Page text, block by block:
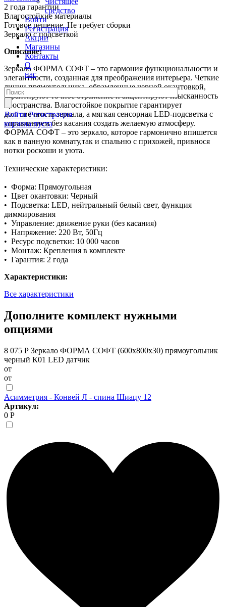
средство
Войти
Регистрация
Акции
Магазины
Контакты
О
нас
Войти Регистрация
корзина пуста
2 года гарантии
Влагостойкие материалы
Готовое решение. Не требует сборки
Зеркало с подсветкой
Описание:
Зеркало ФОРМА СОФТ – это гармония функциональности и
элегантности, созданная для преображения интерьера. Четкие
линии прямоугольника, обрамленные черной окантовкой,
гарантируют точное отражение и акцентируют изысканность
пространства. Влагостойкое покрытие гарантирует
долговечность зеркала, а мягкая сенсорная LED-подсветка с
управлением без касания создать желаемую атмосферу.
ФОРМА СОФТ – это зеркало, которое гармонично впишется
как в ванную комнату,так и спальню с прихожей, привнося
нотки роскоши и уюта.
Технические характеристики:
• Форма: Прямоугольная
• Цвет окантовки: Черный
• Подсветка: LED, нейтральный белый свет, функция
диммирования
• Управление: движение руки (без касания)
• Напряжение: 220 Вт, 50Гц
• Ресурс подсветки: 10 000 часов
• Монтаж: Крепления в комплекте
• Гарантия: 2 года
Характеристики:
Все характеристики
Дополните комплект нужными
опциями
8 075 Р Зеркало ФОРМА СОФТ (600х800х30) прямоугольник
черный К01 LED датчик
от
от
Асимметрия - Конвей Л - спина Шиацу 12
Артикул:
0 Р